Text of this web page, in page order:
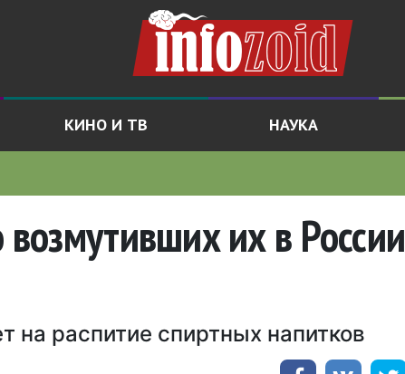
КИНО И ТВ НАУКА
их в России
на распитие спиртных напитков